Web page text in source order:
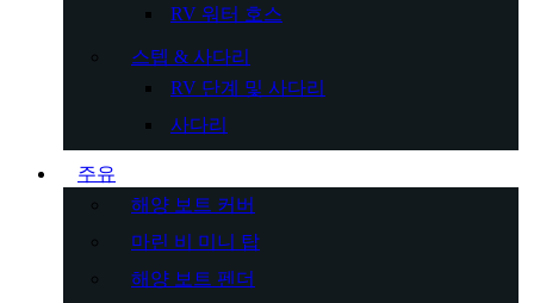
RV 워터 호스
스텝 & 사다리
RV 단계 및 사다리
사다리
주유
해양 보트 커버
마린 비 미니 탑
해양 보트 펜더